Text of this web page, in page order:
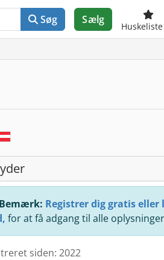
Søg Sælg
Huskeliste
Bemærk: Registrer dig gratis eller
for at få adgang til alle
siden: 2022